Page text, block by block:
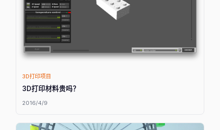
3D打印项目
3D打印材料贵吗？
2016/4/9